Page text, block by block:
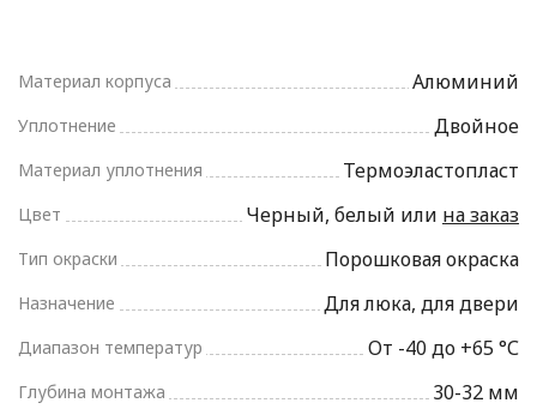
Материал корпуса Алюминий
Уплотнение Двойное
Материал уплотнения Термоэластопласт
Цвет Черный, белый или на заказ
Тип окраски Порошковая окраска
Назначение Для люка, для двери
Диапазон температур От -40 до +65 °С
Глубина монтажа 30-32 мм